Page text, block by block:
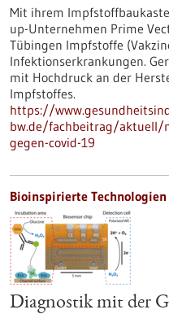
Mit ihrem
up-Unternehmen Prime
Tübingen Impfstoffe
Infektionserkrankungen.
mit Hochdruck an der
Impfstoffes.
https://
bw.de/fachbeitrag/aktuell/
gegen-covid-19
Bioinspirierte Technologien
Diagnostik mit der